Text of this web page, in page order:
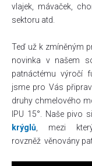
vlajek, mávaček,
sektoru atd.
Teď už k zmíněným
novinka v našem
patnáctému výročí
jsme pro Vás
druhy chmelového
IPU 15°. Naše pivo
krýglů , mezi
rovzněž věnovány